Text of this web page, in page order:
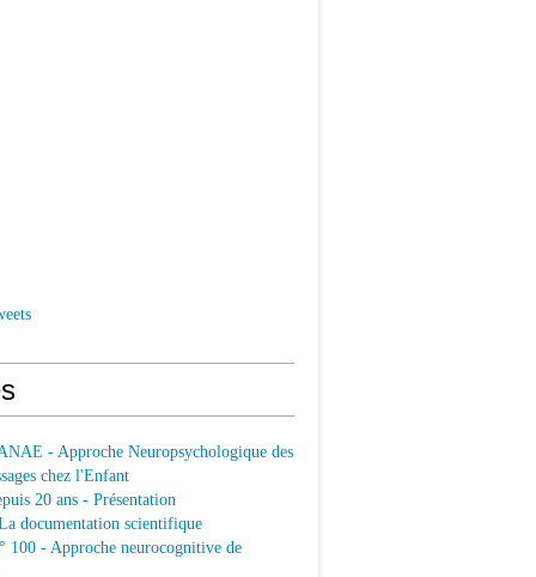
- Approche Neuropsychologique des
chez l'Enfant
20 ans - Présentation
documentation scientifique
100 - Approche neurocognitive de